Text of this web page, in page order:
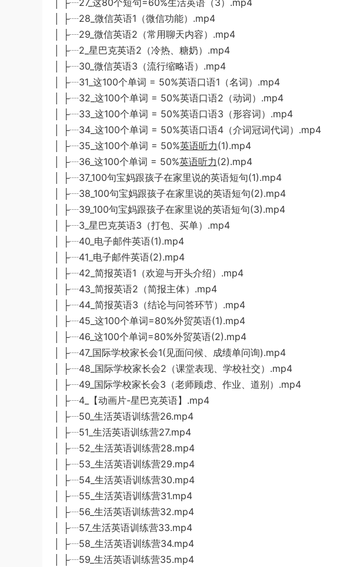
│ ├┈27_这80个短句=60%生活英语（3）.mp4
│ ├┈28_微信英语1（微信功能）.mp4
│ ├┈29_微信英语2（常用聊天内容）.mp4
│ ├┈2_星巴克英语2（冷热、糖奶）.mp4
│ ├┈30_微信英语3（流行缩略语）.mp4
│ ├┈31_这100个单词 = 50%英语口语1（名词）.mp4
│ ├┈32_这100个单词 = 50%英语口语2（动词）.mp4
│ ├┈33_这100个单词 = 50%英语口语3（形容词）.mp4
│ ├┈34_这100个单词 = 50%英语口语4（介词冠词代词）.mp4
│ ├┈35_这100个单词 = 50%英语听力(1).mp4
│ ├┈36_这100个单词 = 50%英语听力(2).mp4
│ ├┈37_100句宝妈跟孩子在家里说的英语短句(1).mp4
│ ├┈38_100句宝妈跟孩子在家里说的英语短句(2).mp4
│ ├┈39_100句宝妈跟孩子在家里说的英语短句(3).mp4
│ ├┈3_星巴克英语3（打包、买单）.mp4
│ ├┈40_电子邮件英语(1).mp4
│ ├┈41_电子邮件英语(2).mp4
│ ├┈42_简报英语1（欢迎与开头介绍）.mp4
│ ├┈43_简报英语2（简报主体）.mp4
│ ├┈44_简报英语3（结论与问答环节）.mp4
│ ├┈45_这100个单词=80%外贸英语(1).mp4
│ ├┈46_这100个单词=80%外贸英语(2).mp4
│ ├┈47_国际学校家长会1(见面问候、成绩单问询).mp4
│ ├┈48_国际学校家长会2（课堂表现、学校社交）.mp4
│ ├┈49_国际学校家长会3（老师顾虑、作业、道别）.mp4
│ ├┈4_【动画片-星巴克英语】.mp4
│ ├┈50_生活英语训练营26.mp4
│ ├┈51_生活英语训练营27.mp4
│ ├┈52_生活英语训练营28.mp4
│ ├┈53_生活英语训练营29.mp4
│ ├┈54_生活英语训练营30.mp4
│ ├┈55_生活英语训练营31.mp4
│ ├┈56_生活英语训练营32.mp4
│ ├┈57_生活英语训练营33.mp4
│ ├┈58_生活英语训练营34.mp4
│ ├┈59_生活英语训练营35.mp4